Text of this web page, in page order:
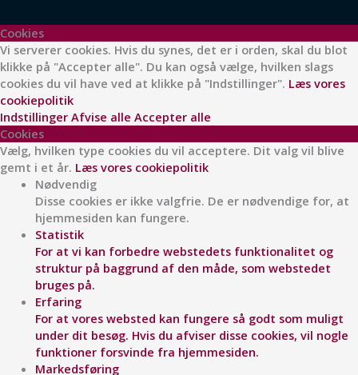
c
e
o
o
s
t
g
r
Cookies
Vi serverer cookies. Hvis du synes, det er i orden, skal du blot
klikke på "Accepter alle". Du kan også vælge, hvilken slags
cookies du vil have ved at klikke på "Indstillinger". Læs vores
cookiepolitik
Indstillinger Afvise alle Accepter alle
Cookies
Vælg, hvilken type cookies du vil acceptere. Dit valg vil blive
gemt i et år. Læs vores cookiepolitik
Nødvendig
Disse cookies er ikke valgfrie. De er nødvendige for, at
hjemmesiden kan fungere.
Statistik
For at vi kan forbedre webstedets funktionalitet og
struktur på baggrund af den måde, som webstedet
bruges på.
Erfaring
For at vores websted kan fungere så godt som muligt
under dit besøg. Hvis du afviser disse cookies, vil nogle
funktioner forsvinde fra hjemmesiden.
Markedsføring